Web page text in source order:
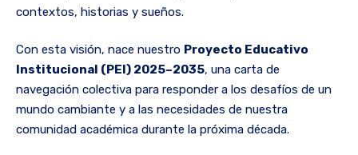
contextos, historias y sueños.
Con esta visión, nace nuestro Proyecto Educativo
Institucional (PEI) 2025–2035, una carta de
navegación colectiva para responder a los desafíos de un
mundo cambiante y a las necesidades de nuestra
comunidad académica durante la próxima década.